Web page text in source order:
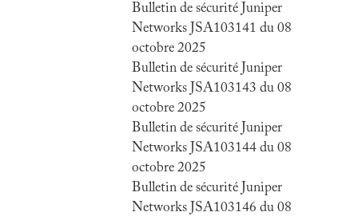
Bulletin de sécurité Juniper
Networks JSA103141 du 08
octobre 2025
Bulletin de sécurité Juniper
Networks JSA103143 du 08
octobre 2025
Bulletin de sécurité Juniper
Networks JSA103144 du 08
octobre 2025
Bulletin de sécurité Juniper
Networks JSA103146 du 08